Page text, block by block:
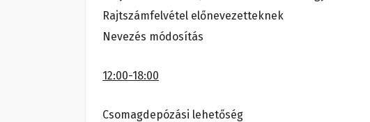
Rajtszámfelvétel előnevezetteknek
Nevezés módosítás
12:00-18:00
Csomagdepózási lehetőség